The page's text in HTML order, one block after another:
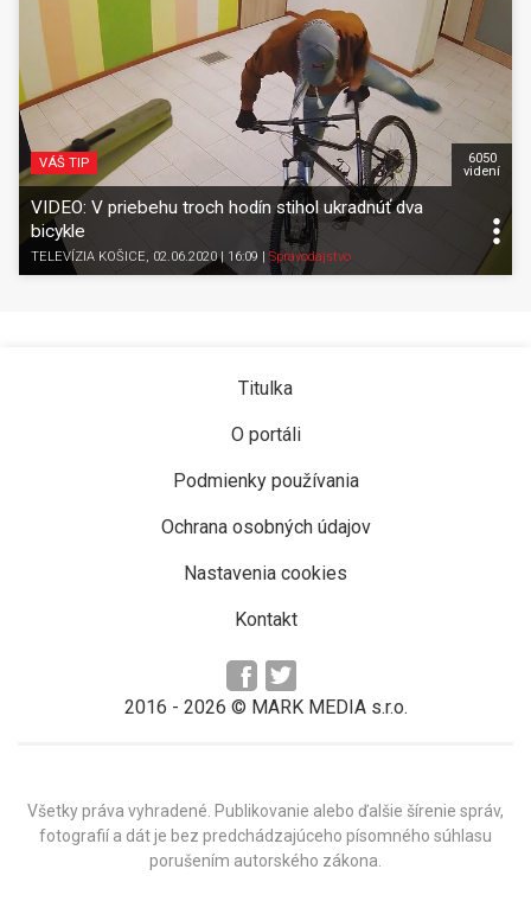
VÁŠ TIP
VIDEO: V priebehu troch hodín stihol ukradnúť dva
bicykle
TELEVÍZIA KOŠICE, 02.06.2020 | 16:09 Spravodajstvo
6050
videní
Titulka
O portáli
Podmienky používania
Ochrana osobných údajov
Nastavenia cookies
Kontakt
2016 - 2026 © MARK MEDIA s.r.o.
Všetky práva vyhradené. Publikovanie alebo ďalšie šírenie správ,
fotografií a dát je bez predchádzajúceho písomného súhlasu
porušením autorského zákona.